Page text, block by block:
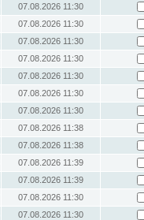
07.08.2026 11:30
07.08.2026 11:30
07.08.2026 11:30
07.08.2026 11:30
07.08.2026 11:30
07.08.2026 11:30
07.08.2026 11:30
07.08.2026 11:38
07.08.2026 11:38
07.08.2026 11:39
07.08.2026 11:39
07.08.2026 11:30
07.08.2026 11:30